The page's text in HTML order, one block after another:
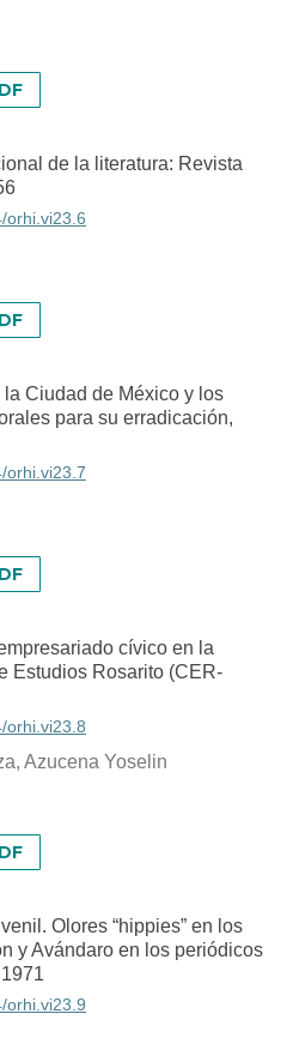
de la literatura: Revista
orhi.vi23.6
Ciudad de México y los
para su erradicación,
orhi.vi23.7
cívico en la
Estudios Rosarito (CER-
orhi.vi23.8
Azucena Yoselin
Olores “hippies” en los
y Avándaro en los periódicos
orhi.vi23.9